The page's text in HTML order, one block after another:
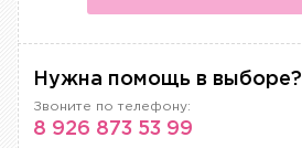
Нужна помощь в выборе?
Звоните по телефону:
8 926 873 53 99